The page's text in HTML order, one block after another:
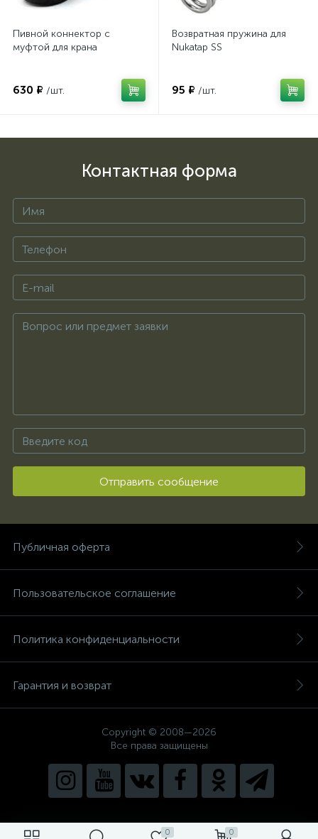
0 0
Пивной коннектор с
муфтой для крана
630 ₽ /шт.
Возвратная пружина для
Nukatap SS
95 ₽ /шт.
Контактная форма
Отправить сообщение
Публичная оферта
Пользовательское соглашение
Политика конфиденциальности
Гарантия и возврат
Copyright © 2008—2026
Все права защищены